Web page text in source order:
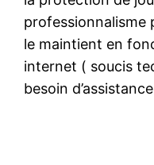
professionnalisme
le maintient en
internet ( soucis
besoin